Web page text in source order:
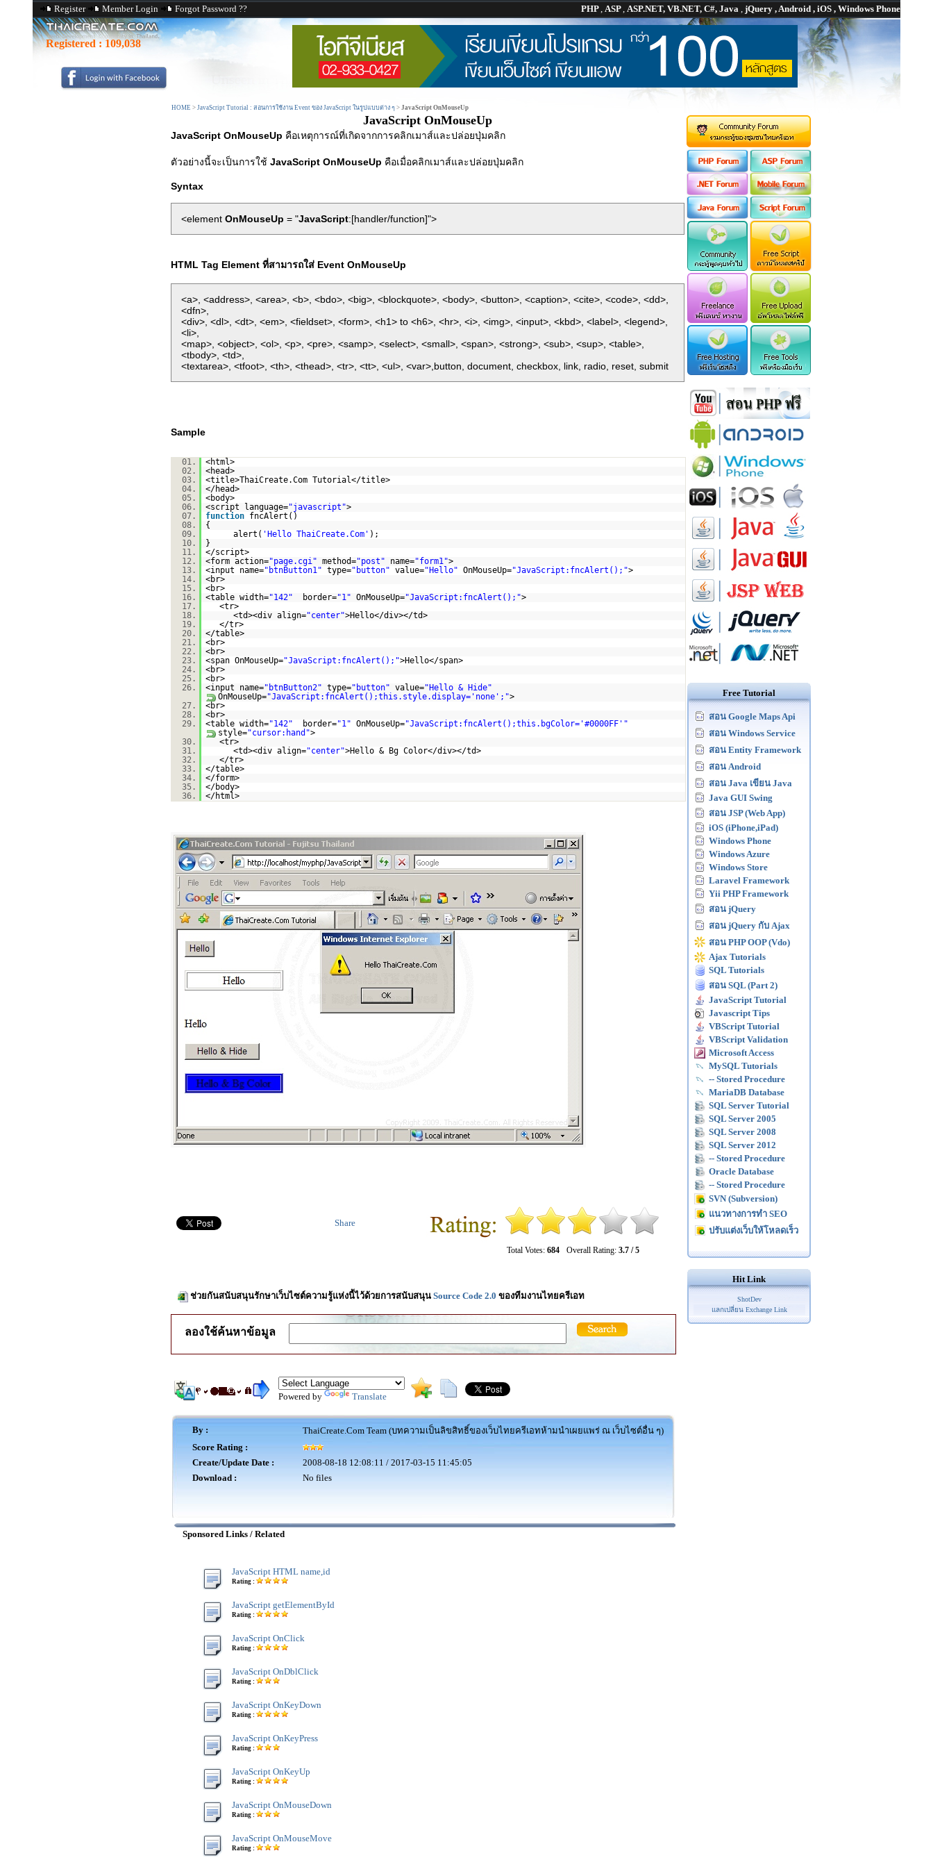
Register Member Login Forgot Password ?? PHP, ASP, ASP.NET, VB.NET, C#, Java , jQuery , Android , iOS , Windows Phone
Registered : 109,038
HOME > JavaScript Tutorial : สอนการใช้งาน Event ของ JavaScript ในรูปแบบต่าง ๆ > JavaScript OnMouseUp
JavaScript OnMouseUp
JavaScript OnMouseUp คือเหตุการณ์ที่เกิดจากการคลิกเมาส์และปล่อยปุ่มคลิก
ตัวอย่างนี้จะเป็นการใช้ JavaScript OnMouseUp คือเมื่อคลิกเมาส์และปล่อยปุ่มคลิก
Syntax
<element OnMouseUp = "JavaScript:[handler/function]">
HTML Tag Element ที่สามารถใส่ Event OnMouseUp
<a>, <address>, <area>, <b>, <bdo>, <big>, <blockquote>, <body>, <button>, <caption>, <cite>, <code>, <dd>,
<dfn>,
<div>, <dl>, <dt>, <em>, <fieldset>, <form>, <h1> to <h6>, <hr>, <i>, <img>, <input>, <kbd>, <label>, <legend>,
<li>,
<map>, <object>, <ol>, <p>, <pre>, <samp>, <select>, <small>, <span>, <strong>, <sub>, <sup>, <table>,
<tbody>, <td>,
<textarea>, <tfoot>, <th>, <thead>, <tr>, <tt>, <ul>, <var>,button, document, checkbox, link, radio, reset, submit
Sample
01.
<html>
02.
<head>
03.
<title>ThaiCreate.Com Tutorial</title>
04.
</head>
05.
<body>
06.
<script language="javascript">
07.
function
fncAlert()
08.
{
09.
alert( 'Hello ThaiCreate.Com' );
10.
}
11.
</script>
12.
<form action="page.cgi" method="post" name="form1">
13.
<input name="btnButton1" type="button" value="Hello" OnMouseUp="JavaScript:fncAlert();">
14.
<br>
15.
<br>
16.
<table width="142" border="1" OnMouseUp="JavaScript:fncAlert();">
17.
<tr>
18.
<td><div align="center">Hello</div></td>
19.
</tr>
20.
</table>
21.
<br>
22.
<br>
23.
<span OnMouseUp="JavaScript:fncAlert();">Hello</span>
24.
<br>
25.
<br>
26.
<input name="btnButton2" type="button" value="Hello & Hide"
OnMouseUp="JavaScript:fncAlert();this.style.display='none';">
27.
<br>
28.
<br>
29.
<table width="142" border="1" OnMouseUp="JavaScript:fncAlert();this.bgColor='#0000FF'"
style="cursor:hand">
30.
<tr>
31.
<td><div align="center">Hello & Bg Color</div></td>
32.
</tr>
33.
</table>
34.
</form>
35.
</body>
36.
</html>
Total Votes: 684 Overall Rating: 3.7 / 5
Share
ช่วยกันสนับสนุนรักษาเว็บไซต์ความรู้แห่งนี้ไว้ด้วยการสนับสนุน Source Code 2.0 ของทีมงานไทยครีเอท
ลองใช้ค้นหาข้อมูล
Powered by Translate
By :
ThaiCreate.Com Team (บทความเป็นลิขสิทธิ์ของเว็บไทยครีเอทห้ามนำเผยแพร่ ณ เว็บไซต์อื่น ๆ)
Score Rating :
Create/Update Date :
2008-08-18 12:08:11 / 2017-03-15 11:45:05
Download :
No files
Sponsored Links / Related
JavaScript HTML name,id
Rating :
JavaScript getElementById
Rating :
JavaScript OnClick
Rating :
JavaScript OnDblClick
Rating :
JavaScript OnKeyDown
Rating :
JavaScript OnKeyPress
Rating :
JavaScript OnKeyUp
Rating :
JavaScript OnMouseDown
Rating :
JavaScript OnMouseMove
Rating :
Free Tutorial
สอน Google Maps Api
สอน Windows Service
สอน Entity Framework
สอน Android
สอน Java เขียน Java
Java GUI Swing
สอน JSP (Web App)
iOS (iPhone,iPad)
Windows Phone
Windows Azure
Windows Store
Laravel Framework
Yii PHP Framework
สอน jQuery
สอน jQuery กับ Ajax
สอน PHP OOP (Vdo)
Ajax Tutorials
SQL Tutorials
สอน SQL (Part 2)
JavaScript Tutorial
Javascript Tips
VBScript Tutorial
VBScript Validation
Microsoft Access
MySQL Tutorials
-- Stored Procedure
MariaDB Database
SQL Server Tutorial
SQL Server 2005
SQL Server 2008
SQL Server 2012
-- Stored Procedure
Oracle Database
-- Stored Procedure
SVN (Subversion)
แนวทางการทำ SEO
ปรับแต่งเว็บให้โหลดเร็ว
Hit Link
ShotDev
แลกเปลี่ยน Exchange Link